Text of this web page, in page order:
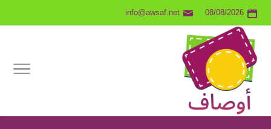
08/08/2026
info@awsaf.net